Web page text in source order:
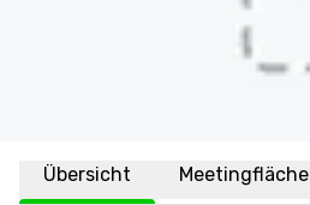
Übersicht Meetingfläche